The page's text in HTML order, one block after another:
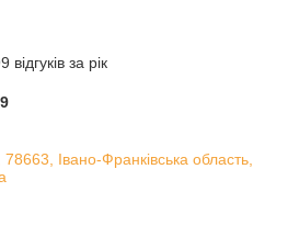
за рік
Івано-Франківська область,